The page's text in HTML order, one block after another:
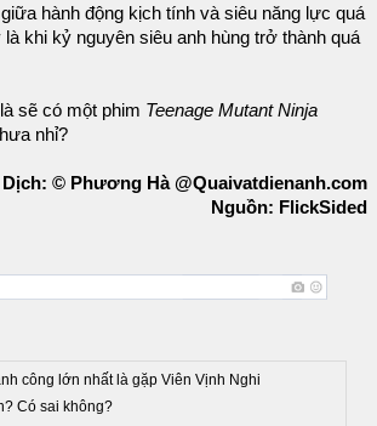
hành động kịch tính và siêu năng lực quá
khi kỷ nguyên siêu anh hùng trở thành quá
sẽ có một phim Teenage Mutant Ninja
nhỉ?
Dịch: © Phương Hà @Quaivatdienanh.com
Nguồn: FlickSided
công lớn nhất là gặp Viên Vịnh Nghi
Có sai không?